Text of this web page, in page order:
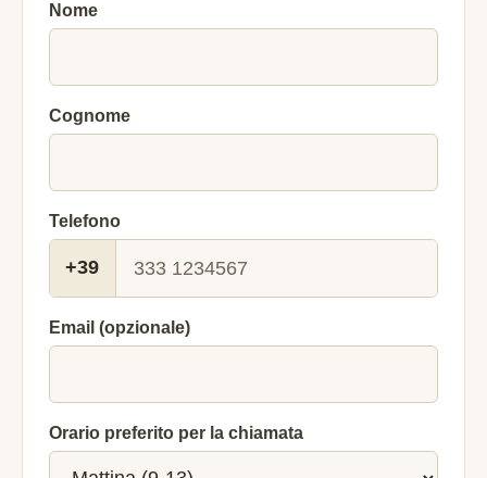
Nome
Cognome
Telefono
+39
Email (opzionale)
Orario preferito per la chiamata